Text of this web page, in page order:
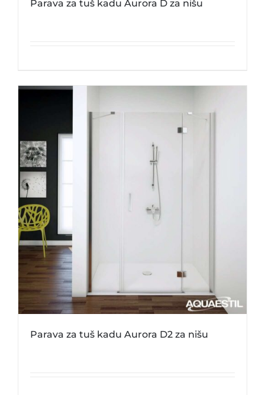
Parava za tuš kadu Aurora D za nišu
Parava za tuš kadu Aurora D2 za nišu